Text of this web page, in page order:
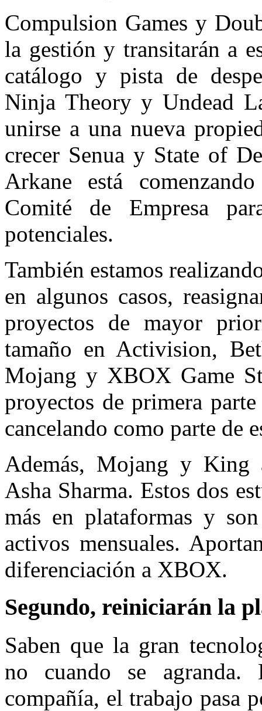
Compulsion Games y
la gestión y transitarán a
catálogo y pista de
Ninja Theory y Undead
unirse a una nueva
crecer Senua y State of
Arkane está
Comité de Empresa
potenciales.
También estamos
en algunos casos,
proyectos de mayor
tamaño en Activision,
Mojang y XBOX Game
proyectos de primera
cancelando como parte de
Además, Mojang y King
Asha Sharma. Estos dos
más en plataformas y
activos mensuales.
diferenciación a XBOX.
Segundo, reiniciarán la
Saben que la gran
no cuando se
compañía, el trabajo pasa